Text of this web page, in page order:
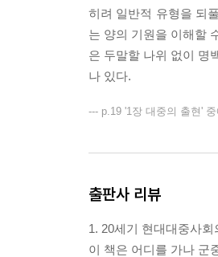
히려 일반적 유형을 되
는 양의 기원을 이해할
은 두말할 나위 없이 명
나 있다.
--- p.19 '1장 대중의 출현' 중
출판사 리뷰
1. 20세기 현대대중사
이 책은 어디를 가나 군